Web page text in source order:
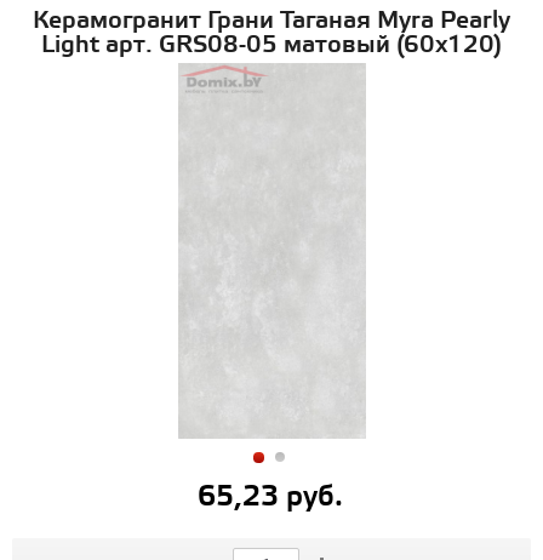
Керамогранит Грани Таганая Myra Pearly
Light арт. GRS08-05 матовый (60х120)
65,23 руб.